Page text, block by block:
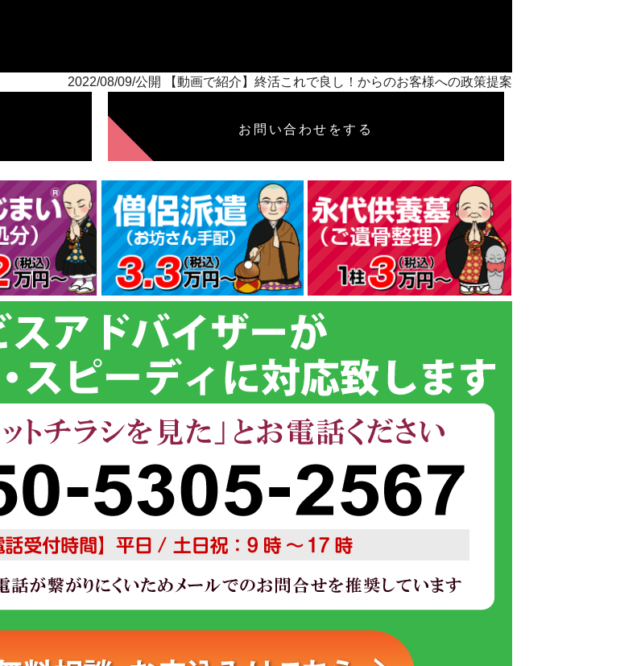
2022/08/09/公開 【動画で紹介】終活これで良し！からのお客様への政策提案
お問い合わせをする